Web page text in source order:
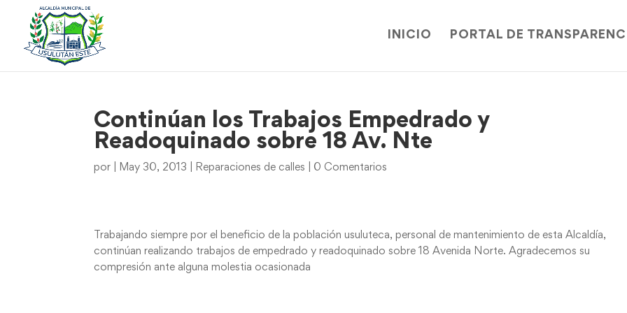
INICIO PORTAL DE
Continúan los Trabajos Empedrado y
Readoquinado sobre 18 Av. Nte
por May 30, 2013 Reparaciones de calles 0 Comentarios
Trabajando siempre por el beneficio de la población usuluteca, personal de mantenimiento de esta Alcaldía,
continúan realizando trabajos de empedrado y readoquinado sobre 18 Avenida Norte. Agradecemos su
compresión ante alguna molestia ocasionada